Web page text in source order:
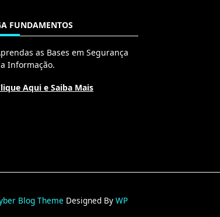
FUNDAMENTOS
as Bases em Segurança
Informação.
Aqui e Saiba Mais
Blog Theme Designed ByWP